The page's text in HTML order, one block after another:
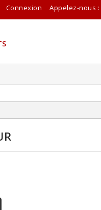
Connexion Appelez-nous :